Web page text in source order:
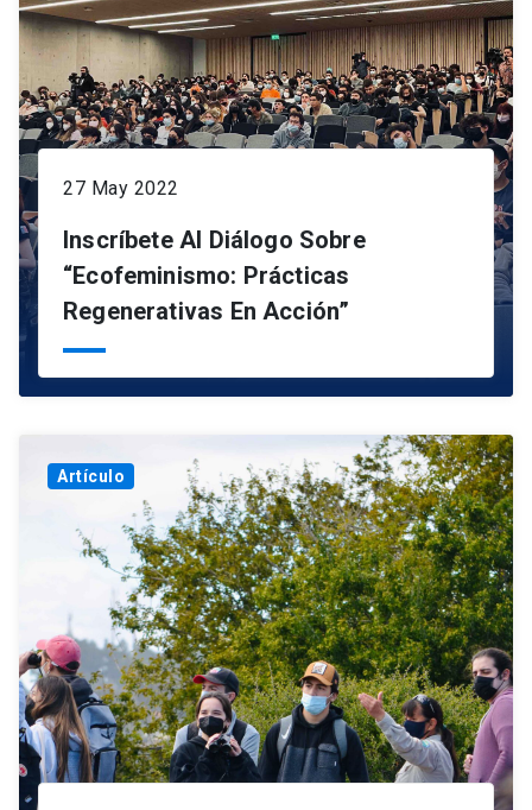
27 May 2022
Inscríbete Al Diálogo Sobre
“Ecofeminismo: Prácticas
Regenerativas En Acción”
Artículo